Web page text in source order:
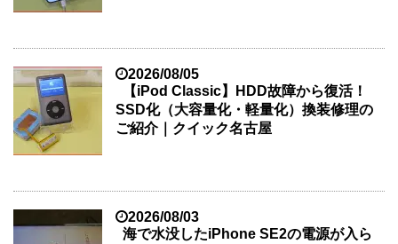
2026/08/05
【iPod Classic】HDD故障から復活！
SSD化（大容量化・軽量化）換装修理の
ご紹介｜クイック名古屋
2026/08/03
海で水没したiPhone SE2の電源が入ら